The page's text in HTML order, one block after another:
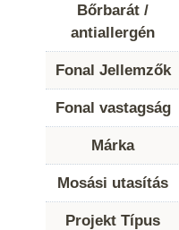
Bőrbarát /
antiallergén
Fonal Jellemzők
Fonal vastagság
Márka
Mosási utasítás
Projekt Típus